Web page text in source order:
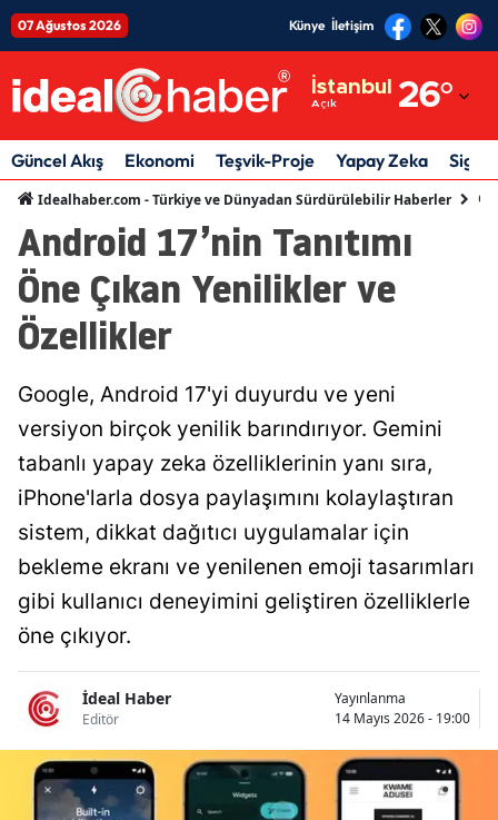
07 Ağustos 2026 Künye İletişim
İstanbul
Açık 26°
Adıyaman
Afyonkarahisar
Ağrı
Amasya
Ankara
Artvin
Aydın
Balıkesir
Bilecik
Bingöl
Bitlis
Burdur
Bursa
Çanakkale
Güncel Akış Ekonomi Teşvik-Proje Yapay Zeka
Idealhaber.com - Türkiye ve Dünyadan Sürdürülebilir Haberler
Android 17’nin Tanıtımı
Öne Çıkan Yenilikler ve
Özellikler
Google, Android 17'yi duyurdu ve yeni
versiyon birçok yenilik barındırıyor. Gemini
tabanlı yapay zeka özelliklerinin yanı sıra,
iPhone'larla dosya paylaşımını kolaylaştıran
sistem, dikkat dağıtıcı uygulamalar için
bekleme ekranı ve yenilenen emoji tasarımları
gibi kullanıcı deneyimini geliştiren özelliklerle
öne çıkıyor.
İdeal Haber
Editör
Yayınlanma
14 Mayıs 2026 - 19:00